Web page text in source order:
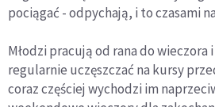
pociągać - odpychają, i to czasami
Młodzi pracują od rana do wieczora
regularnie uczęszczać na kursy
coraz częściej wychodzi im